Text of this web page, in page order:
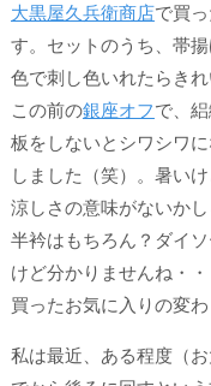
大黒屋久兵衛商店で買
す。セットのうち、帯
色で刺し色いれたらき
この前の銀座オフで、
板をしないとシワシワ
しました（笑）。暑い
涼しさの意味がないかし
半衿はもちろん？ダイ
けど分かりませんね・
買ったお気に入りの変わ
私は最近、ある程度（